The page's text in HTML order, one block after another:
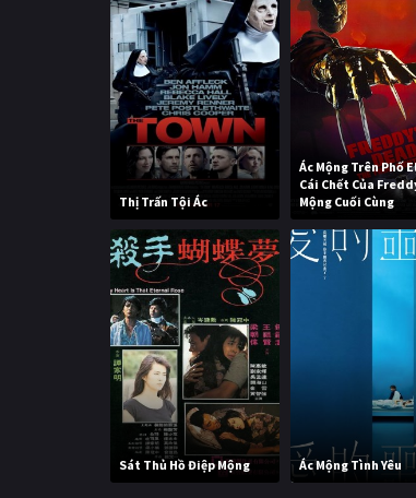
Thị Trấn Tội Ác
Ác Mộng Trên Phố
Cái Chết Của
Mộng Cuối Cùng
Sát Thủ Hồ Điệp Mộng Ác Mộng Tình Yêu